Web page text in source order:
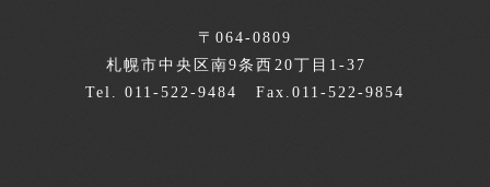
〒064-0809
札幌市中央区南9条西20丁目1-37
Tel. 011-522-9484 Fax.011-522-9854